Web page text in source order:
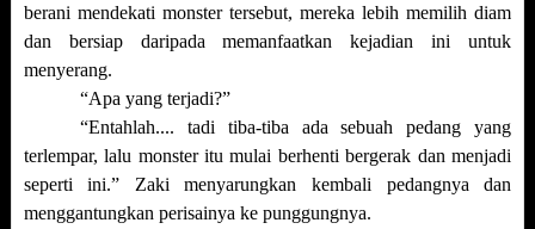
berani mendekati monster tersebut, mereka lebih memilih diam
dan bersiap daripada memanfaatkan kejadian ini untuk
menyerang.
“Apa yang terjadi?”
“Entahlah.... tadi tiba-tiba ada sebuah pedang yang
terlempar, lalu monster itu mulai berhenti bergerak dan menjadi
seperti ini.” Zaki menyarungkan kembali pedangnya dan
menggantungkan perisainya ke punggungnya.